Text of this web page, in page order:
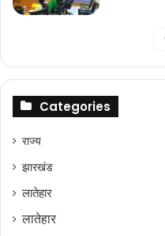
Categories
राज्‍य
झारखंड
लातेहार
लातेहार